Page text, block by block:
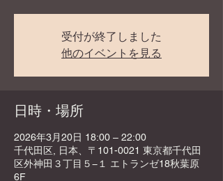
受付が終了しました
他のイベントを見る
日時・場所
2026年3月20日 18:00 – 22:00
千代田区, 日本、〒101-0021 東京都千代田
区外神田３丁目５−１ エトランゼ18秋葉原
6F